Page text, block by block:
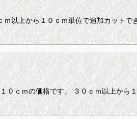
以上から１０ｃｍ単位で追加カット
ｃｍの価格です。 ３０ｃｍ以上から